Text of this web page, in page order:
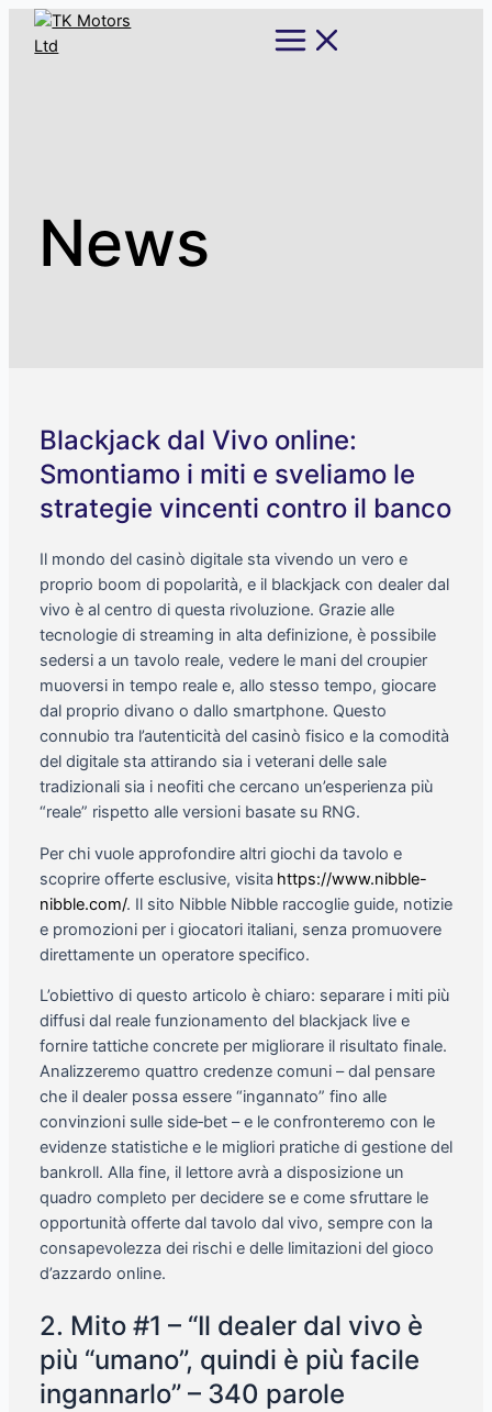
Skip
Main
Menu
News
Blackjack dal Vivo online:
Smontiamo i miti e sveliamo le
strategie vincenti contro il banco
Il mondo del casinò digitale sta vivendo un vero e
proprio boom di popolarità, e il blackjack con dealer dal
vivo è al centro di questa rivoluzione. Grazie alle
tecnologie di streaming in alta definizione, è possibile
sedersi a un tavolo reale, vedere le mani del croupier
muoversi in tempo reale e, allo stesso tempo, giocare
dal proprio divano o dallo smartphone. Questo
connubio tra l’autenticità del casinò fisico e la comodità
del digitale sta attirando sia i veterani delle sale
tradizionali sia i neofiti che cercano un’esperienza più
“reale” rispetto alle versioni basate su RNG.
Per chi vuole approfondire altri giochi da tavolo e
scoprire offerte esclusive, visita https://www.nibble-
nibble.com/. Il sito Nibble Nibble raccoglie guide, notizie
e promozioni per i giocatori italiani, senza promuovere
direttamente un operatore specifico.
L’obiettivo di questo articolo è chiaro: separare i miti più
diffusi dal reale funzionamento del blackjack live e
fornire tattiche concrete per migliorare il risultato finale.
Analizzeremo quattro credenze comuni – dal pensare
che il dealer possa essere “ingannato” fino alle
convinzioni sulle side‑bet – e le confronteremo con le
evidenze statistiche e le migliori pratiche di gestione del
bankroll. Alla fine, il lettore avrà a disposizione un
quadro completo per decidere se e come sfruttare le
opportunità offerte dal tavolo dal vivo, sempre con la
consapevolezza dei rischi e delle limitazioni del gioco
d’azzardo online.
2. Mito #1 – “Il dealer dal vivo è
più “umano”, quindi è più facile
ingannarlo” – 340 parole